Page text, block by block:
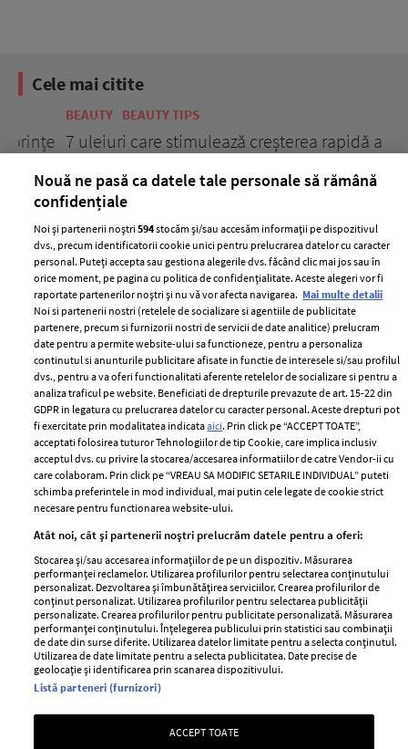
Cele mai citite
BEAUTY TIPS
7 uleiuri care stimulează creșterea rapidă a
ELLE Style Awards
2024
Despre ELLE
Romania
Contact
Abonamente
Termeni si conditii
Politica de
confidențialitate
Politica de cookies
Publicitate
GSP
Unica
Baby
Retete
femei
Viva
Avantaje
Retete practice
Pariază responsabil! Decizia ONJN nr. 821/25.09.2025.
Jocurile de noroc sunt interzise minorilor.
Nouă ne pasă ca datele tale personale să rămână
confidențiale
Noi și partenerii noștri594stocăm și/sau accesăm informații pe dispozitivul
dvs., precum identificatorii cookie unici pentru prelucrarea datelor cu caracter
personal. Puteți accepta sau gestiona alegerile dvs. făcând clic mai jos sau în
orice moment, pe pagina cu politica de confidențialitate. Aceste alegeri vor fi
raportate partenerilor noștri și nu vă vor afecta navigarea. Mai multe detalii
Noi si partenerii nostri (retelele de socializare si agentiile de publicitate
partenere, precum si furnizorii nostri de servicii de date analitice) prelucram
date pentru a permite website-ului sa functioneze, pentru a personaliza
continutul si anunturile publicitare afisate in functie de interesele si/sau profilul
dvs., pentru a va oferi functionalitati aferente retelelor de socializare si pentru a
analiza traficul pe website. Beneficiati de drepturile prevazute de art. 15-22 din
GDPR in legatura cu prelucrarea datelor cu caracter personal. Aceste drepturi pot
fi exercitate prin modalitatea indicataaici. Prin click pe “ACCEPT TOATE”,
acceptati folosirea tuturor Tehnologiilor de tip Cookie, care implica inclusiv
acceptul dvs. cu privire la stocarea/accesarea informatiilor de catre Vendor-ii cu
care colaboram. Prin click pe “VREAU SA MODIFIC SETARILE INDIVIDUAL” puteti
schimba preferintele in mod individual, mai putin cele legate de cookie strict
necesare pentru functionarea website-ului.
Atât noi, cât și partenerii noștri prelucrăm datele pentru a oferi:
Stocarea și/sau accesarea informațiilor de pe un dispozitiv. Măsurarea
performanței reclamelor. Utilizarea profilurilor pentru selectarea conținutului
personalizat. Dezvoltarea și îmbunătățirea serviciilor. Crearea profilurilor de
conținut personalizat. Utilizarea profilurilor pentru selectarea publicității
personalizate. Crearea profilurilor pentru publicitate personalizată. Măsurarea
performanței conținutului. Înțelegerea publicului prin statistici sau combinații
de date din surse diferite. Utilizarea datelor limitate pentru a selecta conținutul.
Utilizarea de date limitate pentru a selecta publicitatea. Date precise de
geolocație și identificarea prin scanarea dispozitivului.
Listă parteneri (furnizori)
ACCEPT TOATE